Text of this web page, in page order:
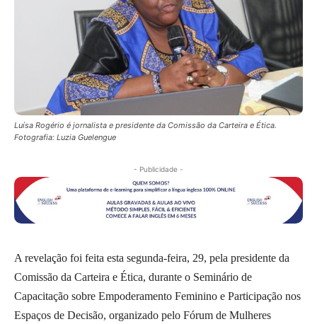
Luísa Rogério é jornalista e presidente da Comissão da Carteira e Ética.
Fotografia: Luzia Guelengue
- Publicidade -
A revelação foi feita esta segunda-feira, 29, pela presidente da
Comissão da Carteira e Ética, durante o Seminário de
Capacitação sobre Empoderamento Feminino e Participação nos
Espaços de Decisão, organizado pelo Fórum de Mulheres